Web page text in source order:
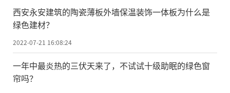
西安永安建筑的陶瓷薄板外墙保温装饰一体板为什么是
绿色建材？
2022-07-21 16:08:24
一年中最炎热的三伏天来了，不试试十级助眠的绿色窗
帘吗？